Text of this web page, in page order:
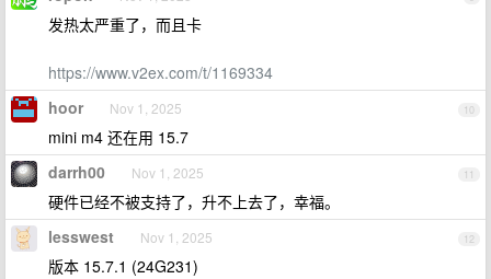
发热太严重了，而且卡
https://www.v2ex.com/t/1169334
10
hoor Nov 1, 2025
mini m4 还在用 15.7
11
darrh00 Nov 1, 2025
硬件已经不被支持了，升不上去了，幸福。
12
lesswest Nov 1, 2025
版本 15.7.1 (24G231)